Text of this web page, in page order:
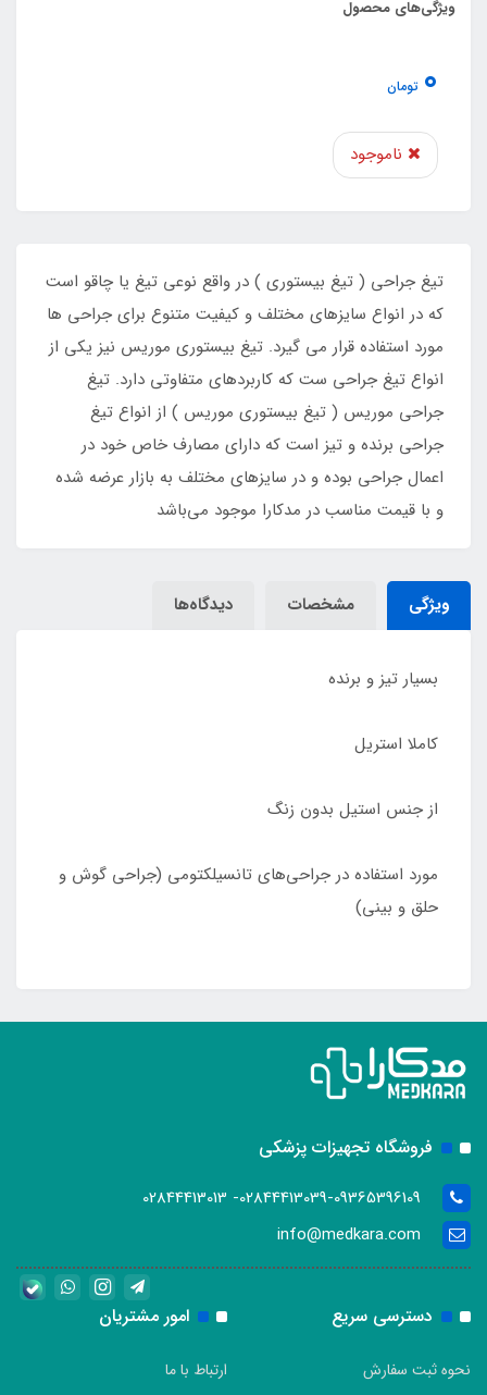
ویژگی‌های محصول
0 تومان
ناموجود
تیغ جراحی ( تیغ بیستوری ) در واقع نوعی تیغ یا چاقو است
که در انواع سایزهای مختلف و کیفیت متنوع برای جراحی ها
مورد استفاده قرار می گیرد. تیغ بیستوری موریس نیز یکی از
انواع تیغ جراحی ست که کاربردهای متفاوتی دارد. تیغ
جراحی موریس ( تیغ بیستوری موریس ) از انواع تیغ
جراحی برنده و تیز است که دارای مصارف خاص خود در
اعمال جراحی بوده و در سایز‌های مختلف به بازار عرضه شده
و با قیمت مناسب در مدکارا موجود می‌باشد
ویژگی مشخصات دیدگاه‌ها
بسیار تیز و برنده
کاملا استریل
از جنس استیل بدون زنگ
مورد استفاده در جراحی‌های تانسیلکتومی (جراحی گوش و
حلق و بینی)
فروشگاه تجهیزات پزشکی
02844413039-09365396109- 02844413013
info@medkara.com
دسترسی سریع
نحوه ثبت سفارش
امور مشتریان
ارتباط با ما